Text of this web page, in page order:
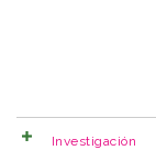
Investigación